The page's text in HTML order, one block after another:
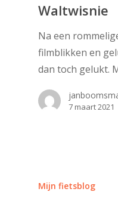
Waltwisnie
Na een
filmblikken en
dan toch gelukt.
7 maart 2021
Mijn fietsblog